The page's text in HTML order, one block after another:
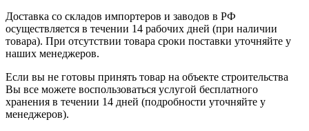
Доставка со складов импортеров и заводов в РФ
осуществляется в течении 14 рабочих дней (при наличии
товара). При отсутствии товара сроки поставки уточняйте у
наших менеджеров.
Если вы не готовы принять товар на объекте строительства
Вы все можете воспользоваться услугой бесплатного
хранения в течении 14 дней (подробности уточняйте у
менеджеров).